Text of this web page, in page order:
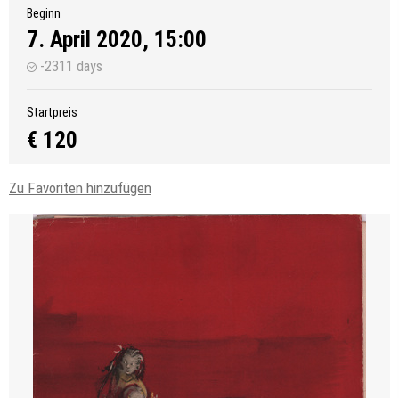
Beginn
7. April 2020, 15:00
-2311 days
Startpreis
€ 120
Zu Favoriten hinzufügen